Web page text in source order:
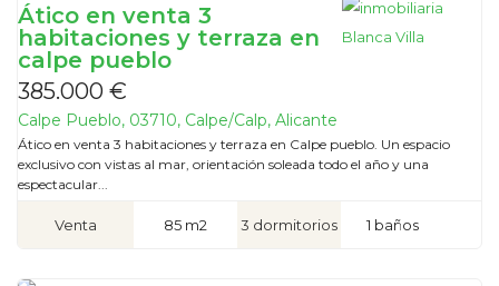
Ático en venta 3
habitaciones y terraza en
calpe pueblo
385.000 €
Calpe Pueblo, 03710, Calpe/Calp, Alicante
Ático en venta 3 habitaciones y terraza en Calpe pueblo. Un espacio
exclusivo con vistas al mar, orientación soleada todo el año y una
espectacular...
Venta 85 m2 3 dormitorios 1 baños